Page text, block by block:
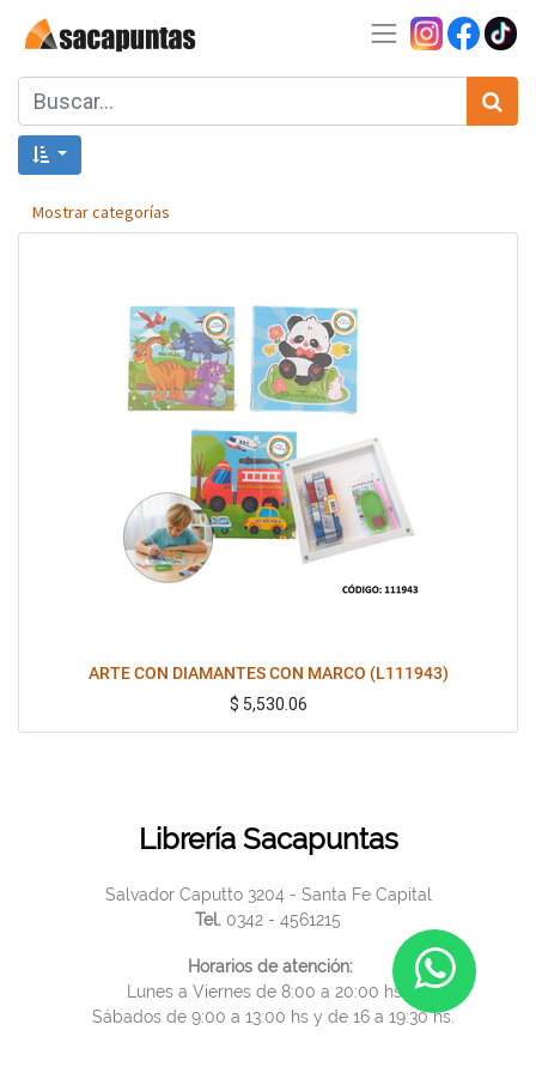
Mostrar categorías
ARTE CON DIAMANTES CON MARCO (L111943)
$ 5,530.06
Librería Sacapuntas
Salvador Caputto 3204 - Santa Fe Capital
Tel. 0342 - 4561215
Horarios de atención:
Lunes a Viernes de 8:00 a 20:00 hs.
Sábados de 9:00 a 13:00 hs y de 16 a 19:30 hs.